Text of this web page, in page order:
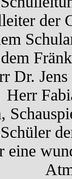
der
Dr.
Herr
eine